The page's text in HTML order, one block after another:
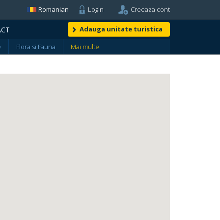
Login Creeaza cont
Romanian
Adauga unitate turistica
Flora si Fauna Mai multe